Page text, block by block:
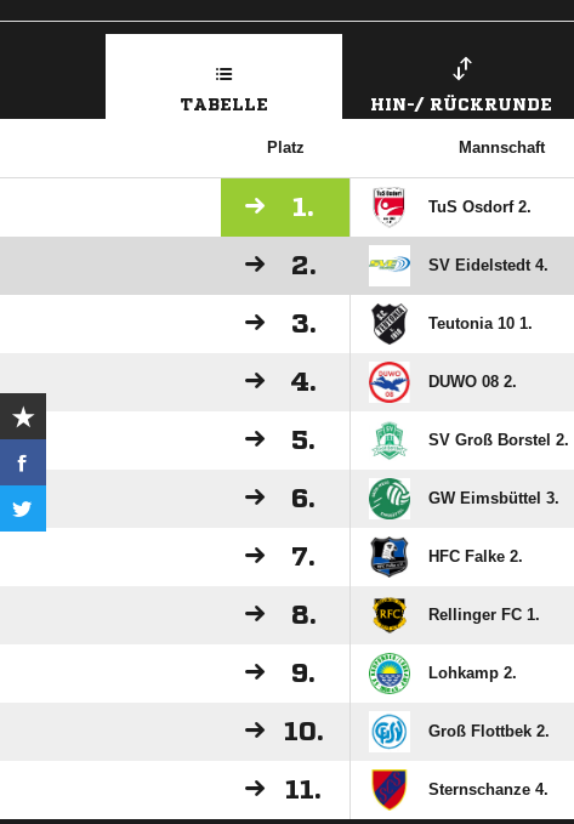
TABELLE HIN-/ RÜCKRUNDE
Platz Mannschaft
1. TuS Osdorf 2.
2. SV Eidelstedt 4.
3. Teutonia 10 1.
4. DUWO 08 2.
5. SV Groß Borstel 2.
6. GW Eimsbüttel 3.
7. HFC Falke 2.
8. Rellinger FC 1.
9. Lohkamp 2.
10. Groß Flottbek 2.
11. Sternschanze 4.